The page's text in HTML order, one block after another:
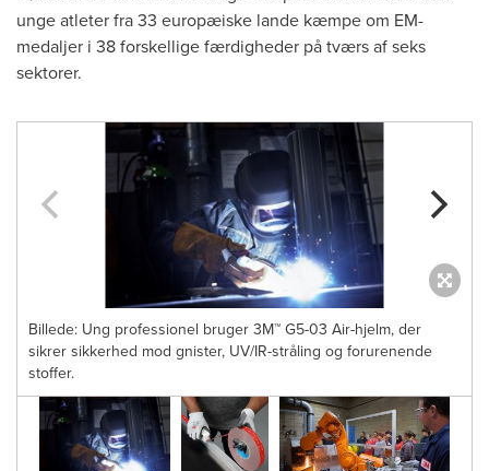
unge atleter fra 33 europæiske lande kæmpe om EM-
medaljer i 38 forskellige færdigheder på tværs af seks
sektorer.
Billede: Ung professionel bruger 3M™ G5-03 Air-hjelm, der
sikrer sikkerhed mod gnister, UV/IR-stråling og forurenende
stoffer.